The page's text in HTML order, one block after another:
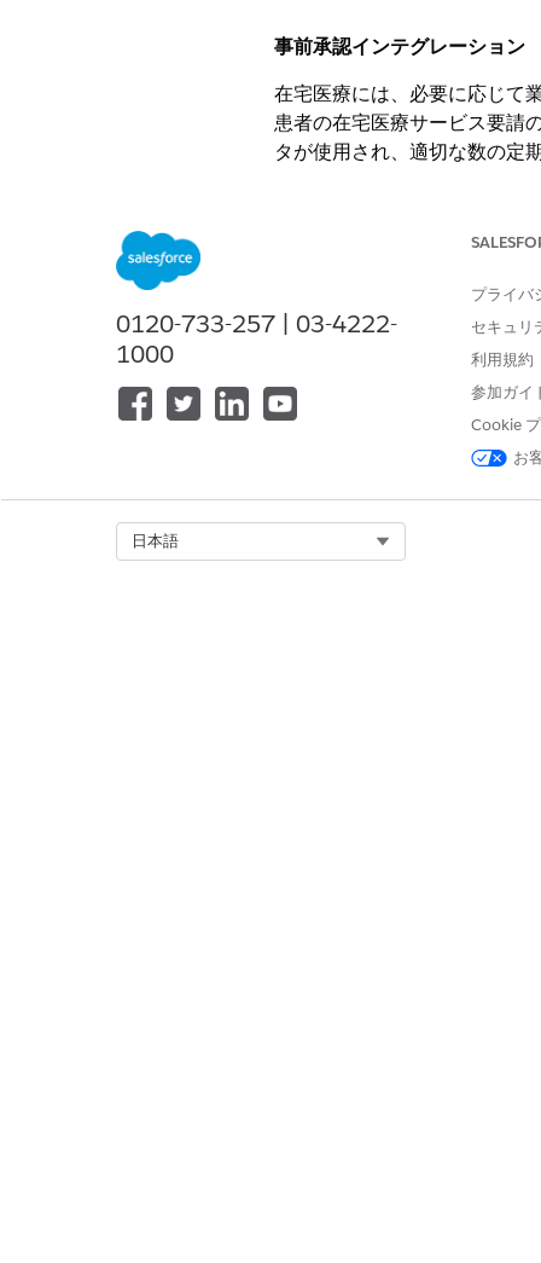
事前承認インテグレーション
在宅医療には、必要に応じて
患者の在宅医療サービス要請
タが使用され、適切な数の定
ライアンスを確保できるため
ケアプランインテグレーショ
統合ケア管理と在宅医療の
薬剤管理インテグレーション
画を簡単に監視し、実際の
0120-733-257 | 03-4222-
1000
プライバ
セキュリ
利用規約
参加ガイ
Cookie
お
日本語